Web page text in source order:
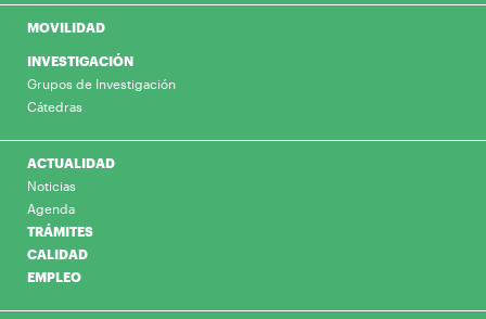
MOVILIDAD
INVESTIGACIÓN
Grupos de Investigación
Cátedras
ACTUALIDAD
Noticias
Agenda
TRÁMITES
CALIDAD
EMPLEO